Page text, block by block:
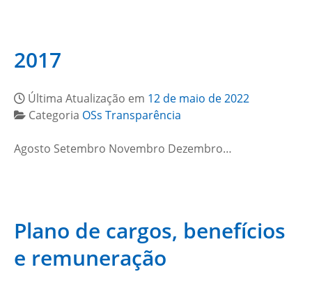
2017
Última Atualização em 12 de maio de 2022
Categoria OSs Transparência
Agosto Setembro Novembro Dezembro…
Plano de cargos, benefícios
e remuneração